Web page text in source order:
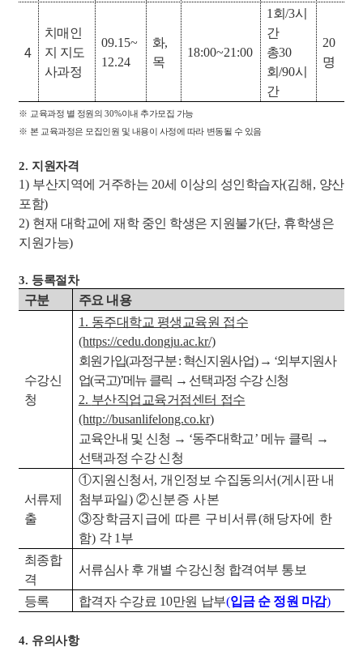
4
치매인
지 지도
사과정
09.15~
12.24
화,
목
18:00~21:00
1 회/3시
간
총30
회/90시
간
20
명
※ 교육과정 별 정원의 30%이내 추가모집 가능
※ 본 교육과정은 모집인원 및 내용이 사정에 따라 변동될 수 있음
2. 지원자격
1) 부산지역에 거주하는 20세 이상의 성인학습자(김해 , 양산
포함)
2) 현재 대학교에 재학 중인 학생은 지원불가(단, 휴학생은
지원가능)
3. 등록절차
구분 주요 내용
수강신
청
1. 동주대학교 평생교육원 접수
(https://cedu.dongju.ac.kr/)
회원가입(과정구분: 혁신지원사업) → ‘외부지원사
업(국고)’메뉴 클릭 → 선택과정 수강 신청
2. 부산직업교육거점센터 접수
(http://busanlifelong.co.kr)
교육안내 및 신청 → ‘동주대학교’ 메뉴 클릭 →
선택과정 수강 신청
서류제
출
①지원신청서, 개인정보 수집동의서(게시판 내
첨부파일) ②신분증 사본
③장학금지급에 따른 구비서류(해당자에 한
함) 각 1 부
최종합
격
서류심사 후 개별 수강신청 합격여부 통보
등록 합격자 수강료 10만원 납부(입금 순 정원 마감)
4. 유의사항